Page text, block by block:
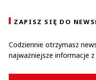
ZAPISZ SIĘ DO
Codziennie otrzymasz
najważniejsze informacje z